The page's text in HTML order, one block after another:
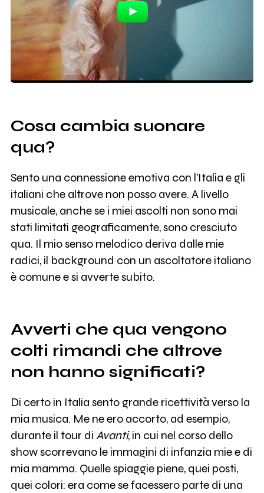
Cosa cambia suonare
qua?
Sento una connessione emotiva con l'Italia e gli
italiani che altrove non posso avere. A livello
musicale, anche se i miei ascolti non sono mai
stati limitati geograficamente, sono cresciuto
qua. Il mio senso melodico deriva dalle mie
radici, il background con un ascoltatore italiano
è comune e si avverte subito.
Avverti che qua vengono
colti rimandi che altrove
non hanno significati?
Di certo in Italia sento grande ricettività verso la
mia musica. Me ne ero accorto, ad esempio,
durante il tour di Avanti, in cui nel corso dello
show scorrevano le immagini di infanzia mie e di
mia mamma. Quelle spiaggie piene, quei posti,
quei colori: era come se facessero parte di una